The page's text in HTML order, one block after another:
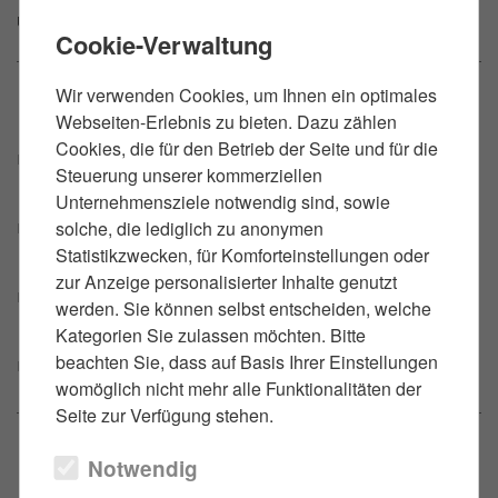
unklaren Zusatzkosten.
Ablauf der Beratung
Vertragsentwurf oder Exposé zusenden (per E-Mail
oder Upload)
Prüfung und Besprechung der relevanten Punkte
(innerhalb von 2–3 Werktagen)
Schriftliche Handlungsempfehlung mit Änderungs-
oder Ergänzungsvorschlägen
Optional: Abstimmung mit Notar oder Käuferseite
Fragen zum Immobilienrecht in
Cookie-Verwaltung
Wir verwenden Cookies, um Ihnen ein optimales
Webseiten-Erlebnis zu bieten. Dazu zählen
Cookies, die für den Betrieb der Seite und für die
Steuerung unserer kommerziellen
Unternehmensziele notwendig sind, sowie
solche, die lediglich zu anonymen
Statistikzwecken, für Komforteinstellungen oder
zur Anzeige personalisierter Inhalte genutzt
werden. Sie können selbst entscheiden, welche
Kategorien Sie zulassen möchten. Bitte
beachten Sie, dass auf Basis Ihrer Einstellungen
womöglich nicht mehr alle Funktionalitäten der
Seite zur Verfügung stehen.
Notwendig